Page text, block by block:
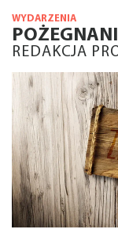
WYDARZENIA
REDAKCJA